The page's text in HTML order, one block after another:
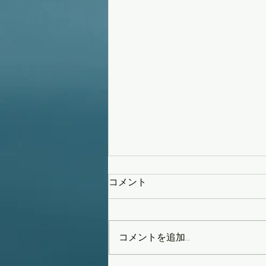
策を練る
コメント
コメントを追加…